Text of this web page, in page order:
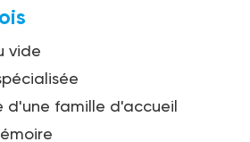
vide
d'une famille d'accueil